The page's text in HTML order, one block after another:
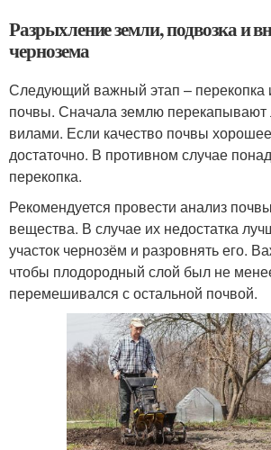
Разрыхление земли, подвозка и
чернозема
Следующий важный этап – перекопка
почвы. Сначала землю перекапывают
вилами. Если качество почвы
достаточно. В противном случае
перекопка.
Рекомендуется провести анализ
вещества. В случае их недостатка
участок чернозём и разровнять его.
чтобы плодородный слой был не
перемешивался с остальной почвой.